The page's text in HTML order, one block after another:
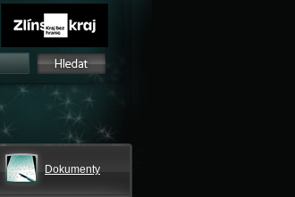
Dokumenty